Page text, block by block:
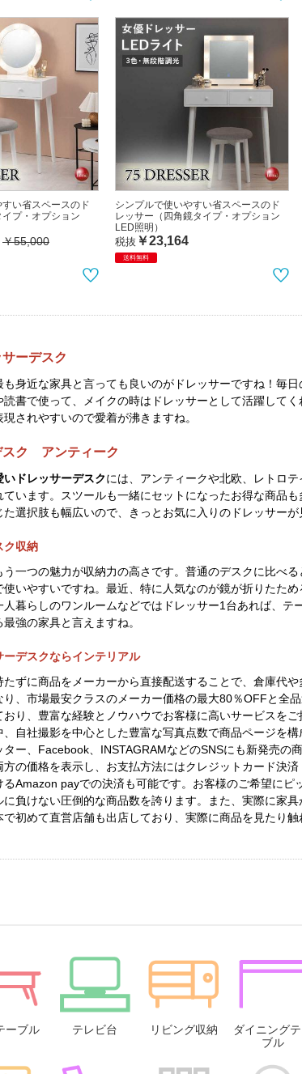
い省スペースのド
プ・オプション
￥55,000
シンプルで使いやすい省スペースのド
レッサー（四角鏡タイプ・オプション
LED照明）
税抜 ￥23,164
送料無料
ーデスク
も身近な家具と言っても良いのがドレッサーですね！毎
読書で使って、メイクの時はドレッサーとして活躍して
されやすいので愛着が沸きますね。
スク アンティーク
いドレッサーデスクには、アンティークや北欧、レトロ
ています。スツールも一緒にセットになったお得な商品
選択肢も幅広いので、きっとお気に入りのドレッサーが
ク収納
う一つの魅力が収納力の高さです。普通のデスクに比べ
使いやすいですね。最近、特に人気なのが鏡が折りたた
人暮らしのワンルームなどではドレッサー1台あれば、
強の家具と言えますね。
ーデスクならインテリアル
たずに商品をメーカーから直接配送することで、倉庫代
り、市場最安クラスのメーカー価格の最大80％OFFと全
おり、豊富な経験とノウハウでお客様に高いサービスを
、自社撮影を中心とした豊富な写真点数で商品ページを
ー、Facebook、INSTAGRAMなどのSNSにも新発売の
方の価格を表示し、お支払方法にはクレジットカード決
るAmazon payでの決済も可能です。お客様のご希望にピ
に負けない圧倒的な商品数を誇ります。また、実際に家
初めて直営店舗も出店しており、実際に商品を見たり
ーブル テレビ台 リビング収納
ダイニング
ブル